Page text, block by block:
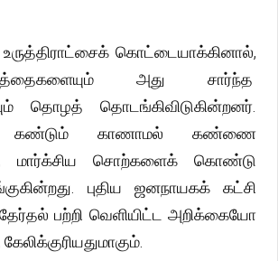
உருத்திராட்சைக் கொட்டையாக்கினால்,
அது சார்ந்த
தொழத் தொடங்கிவிடுகின்றனர்.
கண்டும் காணாமல் கண்ணை
மார்க்சிய சொற்களைக் கொண்டு
புதிய ஜனநாயகக் கட்சி
தேர்தல் பற்றி வெளியிட்ட அறிக்கையோ